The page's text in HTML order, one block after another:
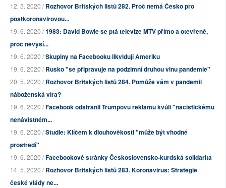
12. 5. 2020 /Rozhovor Britských listů 282. Proč nemá Česko pro
postkoronavirovou...
19. 6. 2020 /1983: David Bowie se ptá televize MTV přímo a otevřeně,
proč nevysí...
19. 6. 2020 /Skupiny na Facebooku likvidují Ameriku
19. 6. 2020 /Rusko "se připravuje na podzimní druhou vlnu pandemie"
20. 5. 2020 /Rozhovor Britských listů 284. Pomůže vám v pandemii
náboženská víra?
19. 6. 2020 /Facebook odstranil Trumpovu reklamu kvůli "nacistickému
nenávistném...
19. 6. 2020 /Studie: Klíčem k dlouhověkosti "může být vhodné
prostředí"
19. 6. 2020 /Facebookové stránky Československo-kurdská solidarita
14. 5. 2020 /Rozhovor Britských listů 283. Koronavirus: Strategie
české vlády ne...